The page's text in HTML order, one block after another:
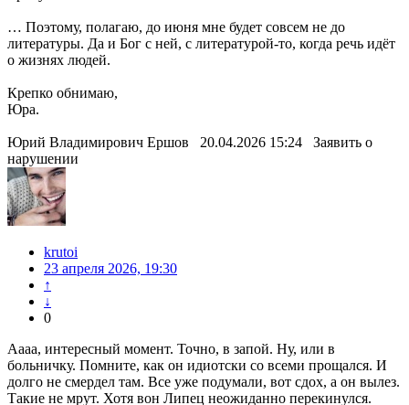
… Поэтому, полагаю, до июня мне будет совсем не до
литературы. Да и Бог с ней, с литературой-то, когда речь идёт
о жизнях людей.
Крепко обнимаю,
Юра.
Юрий Владимирович Ершов 20.04.2026 15:24 Заявить о
нарушении
krutoi
23 апреля 2026, 19:30
↑
↓
0
Аааа, интересный момент. Точно, в запой. Ну, или в
больничку. Помните, как он идиотски со всеми прощался. И
долго не смердел там. Все уже подумали, вот сдох, а он вылез.
Такие не мрут. Хотя вон Липец неожиданно перекинулся.